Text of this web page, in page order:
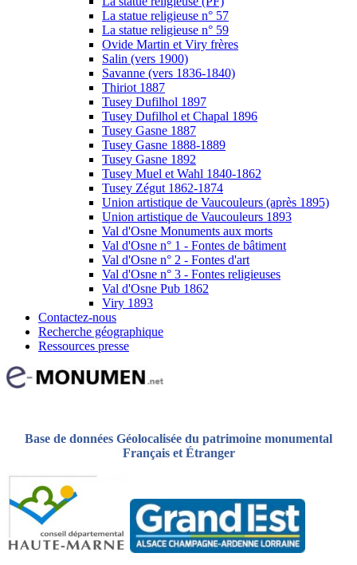
La statue religieuse n° 57
La statue religieuse n° 59
Ovide Martin et Viry frères
Salin (vers 1900)
Savanne (vers 1836-1840)
Thiriot 1887
Tusey Dufilhol 1897
Tusey Dufilhol et Chapal 1896
Tusey Gasne 1887
Tusey Gasne 1888-1889
Tusey Gasne 1892
Tusey Muel et Wahl 1840-1862
Tusey Zégut 1862-1874
Union artistique de Vaucouleurs (après 1895)
Union artistique de Vaucouleurs 1893
Val d'Osne Monuments aux morts
Val d'Osne n° 1 - Fontes de bâtiment
Val d'Osne n° 2 - Fontes d'art
Val d'Osne n° 3 - Fontes religieuses
Val d'Osne Pub 1862
Viry 1893
Contactez-nous
Recherche géographique
Ressources presse
Base de données Géolocalisée du patrimoine monumental
Français et Étranger